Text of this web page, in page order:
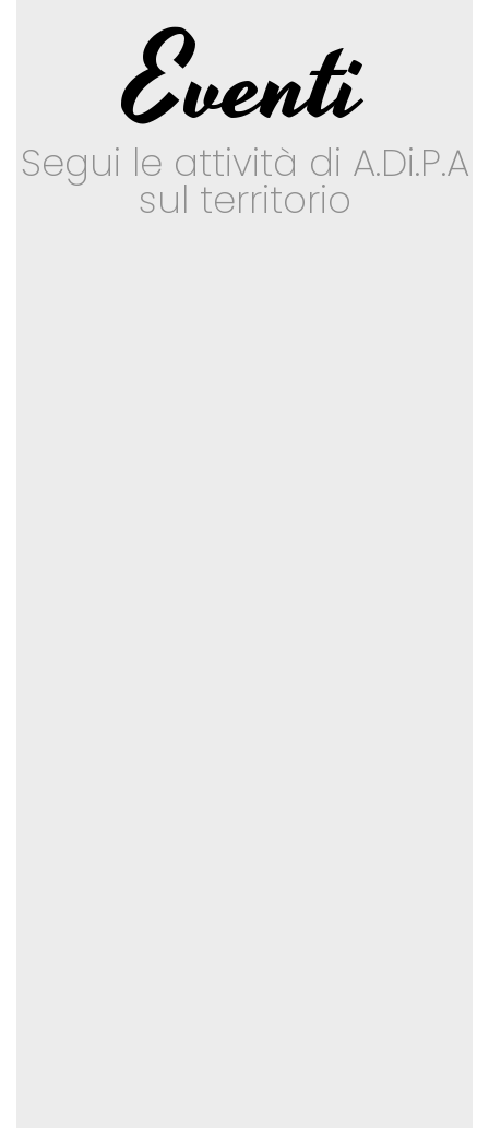
Eventi
Segui le attività di A.Di.P.A
sul territorio